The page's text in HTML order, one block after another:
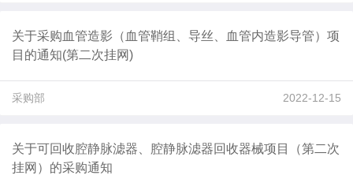
关于采购血管造影（血管鞘组、导丝、血管内造影导管）项
目的通知(第二次挂网)
采购部 2022-12-15
关于可回收腔静脉滤器、腔静脉滤器回收器械项目（第二次
挂网）的采购通知